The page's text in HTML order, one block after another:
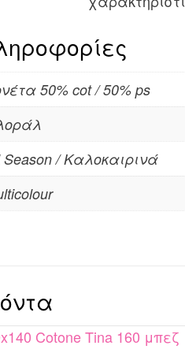
50% cot / 50% ps
Season / Καλοκαιρινά